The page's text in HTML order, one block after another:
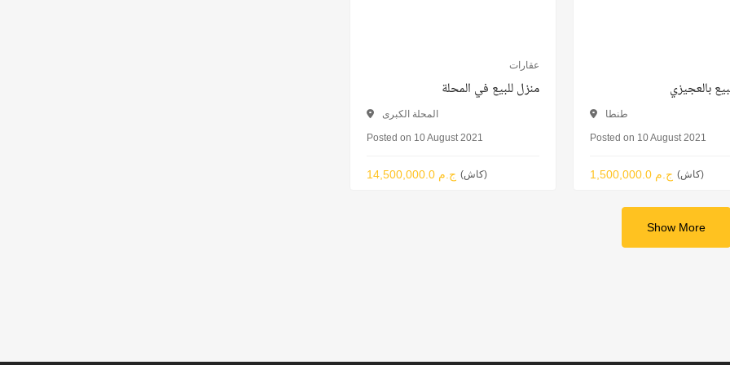
عقارات
منزل للبيع في المحلة
المحلة الكبرى
Posted on 10 August 2021
14,500,000.0 ج.م (كاش)
بالعجيزي
طنطا
Posted on 10 August 2021
1,500,000.0 ج.م (كاش)
Show More